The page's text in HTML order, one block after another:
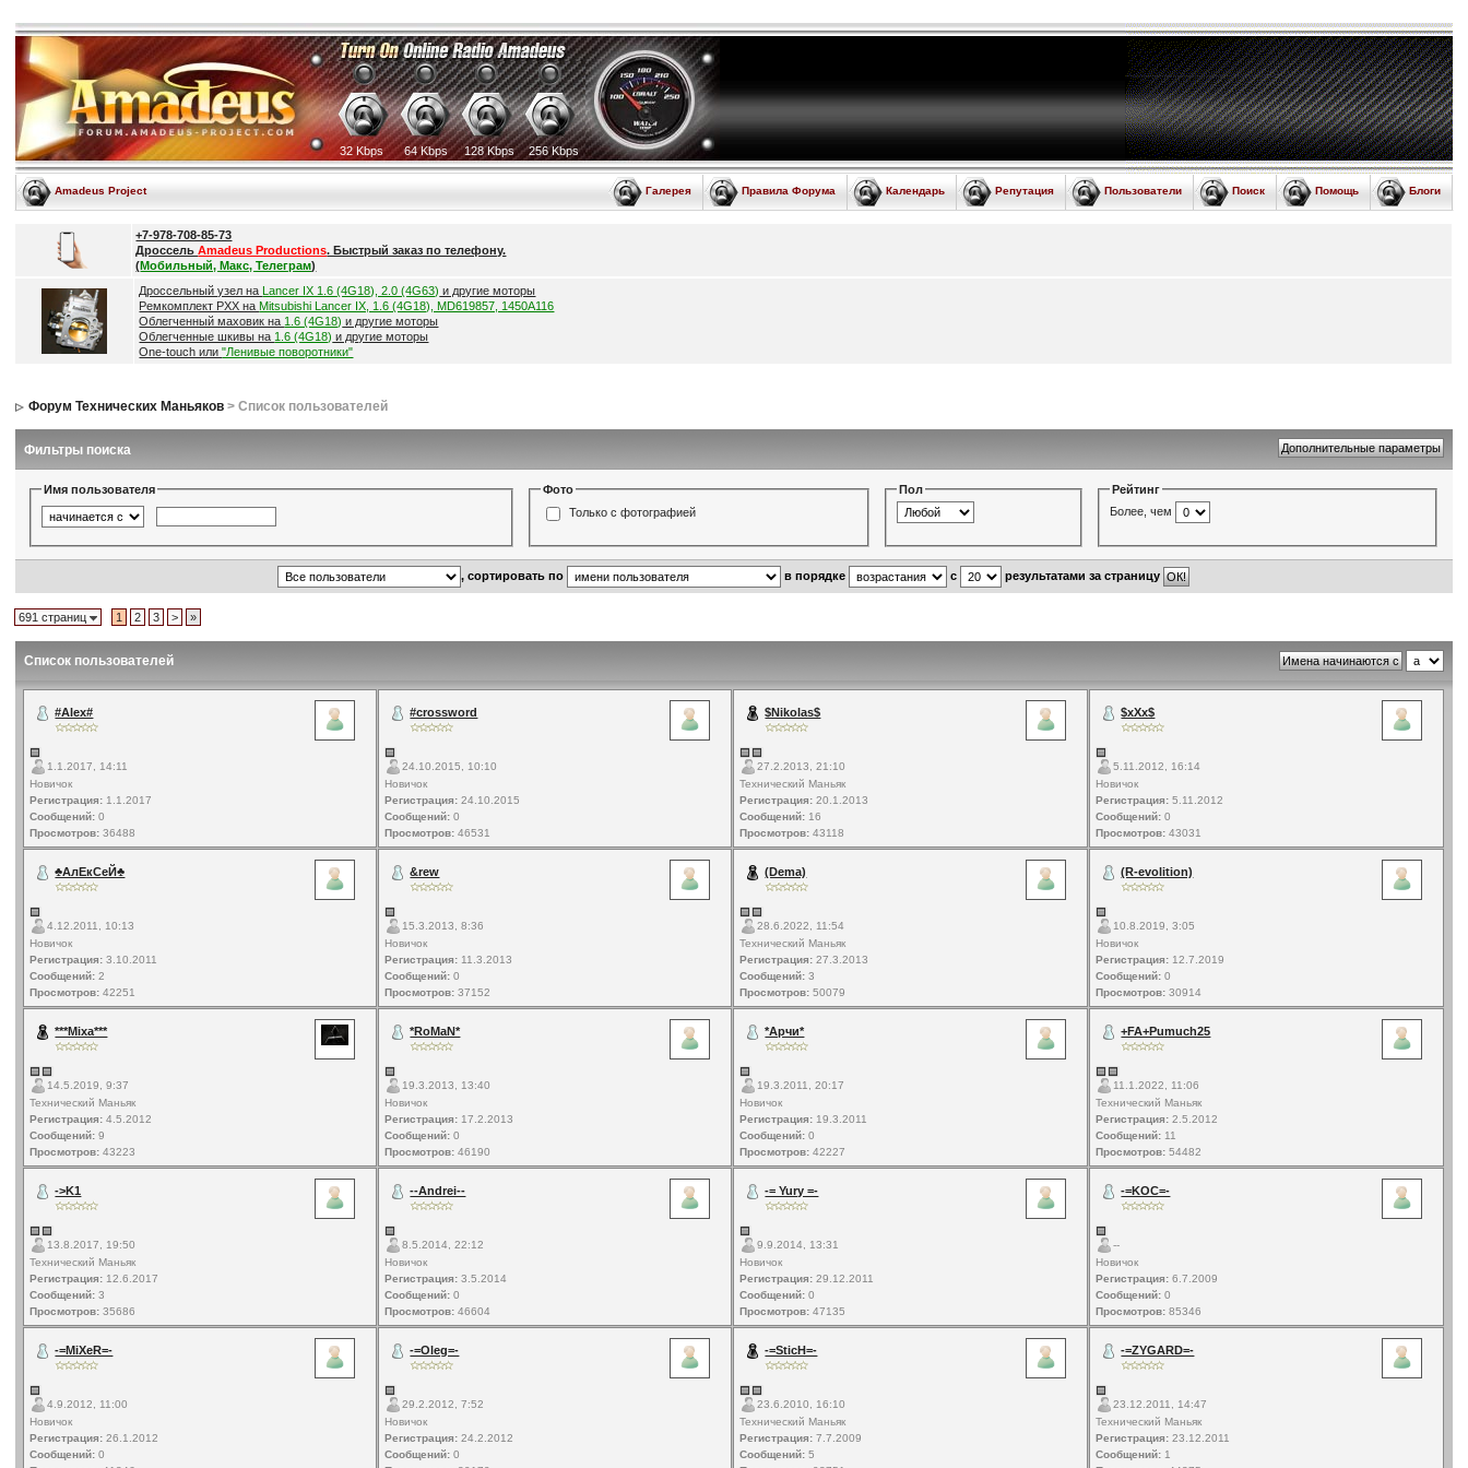
32 Kbps 64 Kbps 128 Kbps 256 Kbps
Amadeus Project Блоги
Помощь
Поиск
Пользователи
Репутация
Календарь
Правила Форума
Галерея
+7-978-708-85-73
ДроссельAmadeus Productions. Быстрый заказ по телефону.
(Мобильный, Макс, Телеграм)
Дроссельный узел на Lancer IX 1.6 (4G18), 2.0 (4G63) и другие моторы
Ремкомплект РХХ на Mitsubishi Lancer IX, 1.6 (4G18), MD619857, 1450A116
Облегченный маховик на 1.6 (4G18) и другие моторы
Облегченные шкивы на 1.6 (4G18) и другие моторы
One-touch или"Ленивые поворотники"
Форум Технических Маньяков > Список пользователей
Фильтры поиска
Имя пользователя
Фото
Только с фотографией
Пол
Рейтинг
Более, чем
, сортировать по в порядке с результатами за страницу
691 страниц 1 2 3 > »
Список пользователей
#Alex#
1.1.2017, 14:11
Новичок
Регистрация: 1.1.2017
Сообщений: 0
Просмотров: 36488
#crossword
24.10.2015, 10:10
Новичок
Регистрация: 24.10.2015
Сообщений: 0
Просмотров: 46531
$Nikolas$
27.2.2013, 21:10
Технический Маньяк
Регистрация: 20.1.2013
Сообщений: 16
Просмотров: 43118
$xXx$
5.11.2012, 16:14
Новичок
Регистрация: 5.11.2012
Сообщений: 0
Просмотров: 43031
♣АлЕкСеЙ♣
4.12.2011, 10:13
Новичок
Регистрация: 3.10.2011
Сообщений: 2
Просмотров: 42251
&rew
15.3.2013, 8:36
Новичок
Регистрация: 11.3.2013
Сообщений: 0
Просмотров: 37152
(Dema)
28.6.2022, 11:54
Технический Маньяк
Регистрация: 27.3.2013
Сообщений: 3
Просмотров: 50079
(R-evolition)
10.8.2019, 3:05
Новичок
Регистрация: 12.7.2019
Сообщений: 0
Просмотров: 30914
***Mixa***
14.5.2019, 9:37
Технический Маньяк
Регистрация: 4.5.2012
Сообщений: 9
Просмотров: 43223
*RoMaN*
19.3.2013, 13:40
Новичок
Регистрация: 17.2.2013
Сообщений: 0
Просмотров: 46190
*Арчи*
19.3.2011, 20:17
Новичок
Регистрация: 19.3.2011
Сообщений: 0
Просмотров: 42227
+FA+Pumuch25
11.1.2022, 11:06
Технический Маньяк
Регистрация: 2.5.2012
Сообщений: 11
Просмотров: 54482
->K1
13.8.2017, 19:50
Технический Маньяк
Регистрация: 12.6.2017
Сообщений: 3
Просмотров: 35686
--Andrei--
8.5.2014, 22:12
Новичок
Регистрация: 3.5.2014
Сообщений: 0
Просмотров: 46604
-= Yury =-
9.9.2014, 13:31
Новичок
Регистрация: 29.12.2011
Сообщений: 0
Просмотров: 47135
-=KOC=-
--
Новичок
Регистрация: 6.7.2009
Сообщений: 0
Просмотров: 85346
-=MiXeR=-
4.9.2012, 11:00
Новичок
Регистрация: 26.1.2012
Сообщений: 0
-=Oleg=-
29.2.2012, 7:52
Новичок
Регистрация: 24.2.2012
Сообщений: 0
-=SticH=-
23.6.2010, 16:10
Технический Маньяк
Регистрация: 7.7.2009
Сообщений: 5
-=ZYGARD=-
23.12.2011, 14:47
Технический Маньяк
Регистрация: 23.12.2011
Сообщений: 1